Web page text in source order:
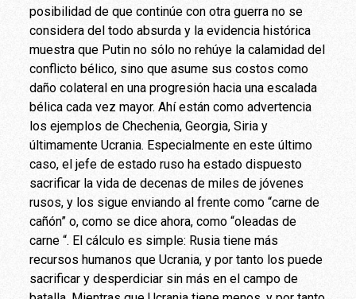
posibilidad de que continúe con otra guerra no se
considera del todo absurda y la evidencia histórica
muestra que Putin no sólo no rehúye la calamidad del
conflicto bélico, sino que asume sus costos como
daño colateral en una progresión hacia una escalada
bélica cada vez mayor. Ahí están como advertencia
los ejemplos de Chechenia, Georgia, Siria y
últimamente Ucrania. Especialmente en este último
caso, el jefe de estado ruso ha estado dispuesto
sacrificar la vida de decenas de miles de jóvenes
rusos, y los sigue enviando al frente como “carne de
cañón” o, como se dice ahora, como “oleadas de
carne “. El cálculo es simple: Rusia tiene más
recursos humanos que Ucrania, y por tanto los puede
sacrificar y desperdiciar sin más en el campo de